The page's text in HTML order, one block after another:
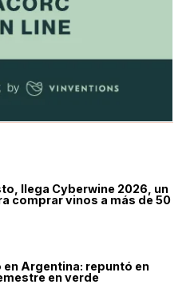
llega Cyberwine 2026, un
comprar vinos a más de 50
en Argentina: repuntó en
en verde